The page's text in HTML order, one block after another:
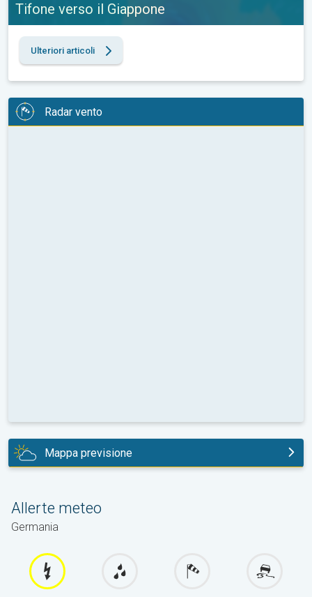
Tifone verso il Giappone
Ulteriori articoli
Radar vento
Mappa previsione
Allerte meteo
Germania